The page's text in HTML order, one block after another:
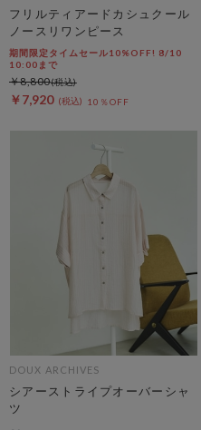
フリルティアードカシュクール
ノースリワンピース
期間限定タイムセール10%OFF! 8/10
10:00まで
￥7,920 10％OFF
￥8,800
DOUX ARCHIVES
シアーストライプオーバーシャ
ツ